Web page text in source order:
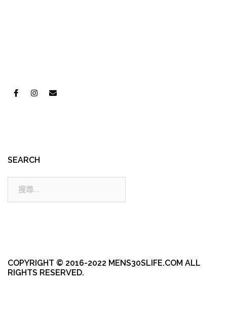
SEARCH
COPYRIGHT © 2016-2022 MENS30SLIFE.COM ALL
RIGHTS RESERVED.